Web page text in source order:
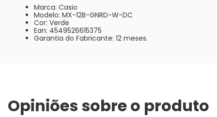
Marca: Casio
Modelo: MX-12B-GNRD-W-DC
Cor: Verde
Ean: 4549526615375
Garantia do Fabricante: 12 meses.
Opiniões sobre o produto